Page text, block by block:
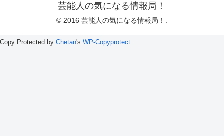
芸能人の気になる情報局！
© 2016 芸能人の気になる情報局！.
Copy Protected by Chetan's WP-Copyprotect